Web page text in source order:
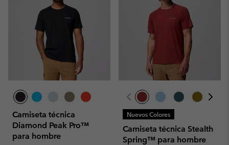
Camiseta técnica
Diamond Peak Pro™
para hombre
Nuevos Colores
Camiseta técnica Stealth
Spring™ para hombre